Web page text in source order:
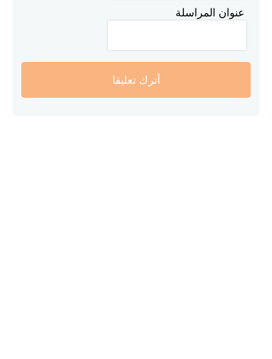
عنوان المراسلة
أترك تعليقا